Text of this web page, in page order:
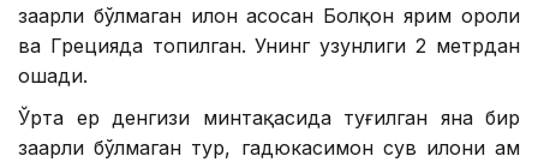
заҳарли бўлмаган илон асосан Болқон ярим ороли
ва Грецияда топилган. Унинг узунлиги 2 метрдан
ошади.
Ўрта ер денгизи минтақасида туғилган яна бир
заҳарли бўлмаган тур, гадюкасимон сув илони ҳам